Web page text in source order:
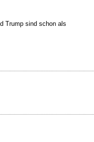
Trump sind schon als